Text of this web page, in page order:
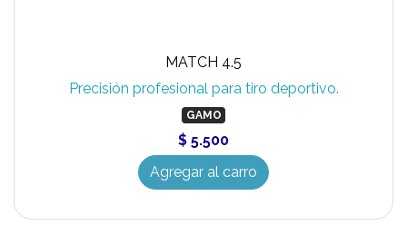
MATCH 4.5
Precisión profesional para tiro deportivo.
GAMO
$ 5.500
Agregar al carro